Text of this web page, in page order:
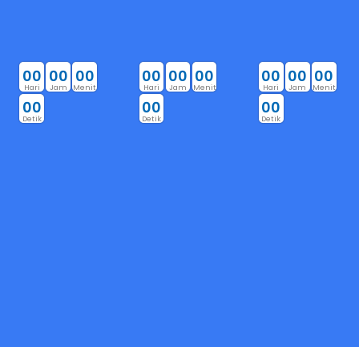
00
Hari
00
Jam
00
Menit
00
Detik
00
Hari
00
Jam
00
Menit
00
Detik
00
Hari
00
Jam
00
Menit
00
Detik